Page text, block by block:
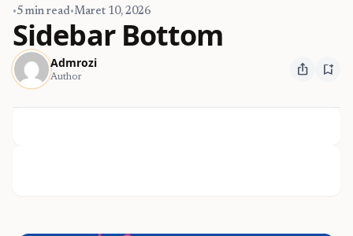
•5 min read•Maret 10, 2026
Sidebar Bottom
Admrozi
Author ios_share bookmark_add